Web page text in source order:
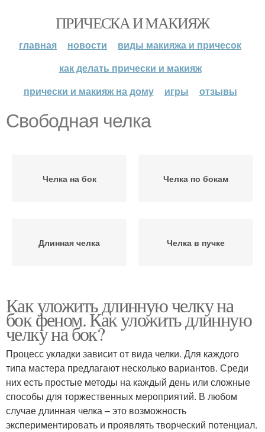
ПРИЧЕСКА И МАКИЯЖ
главная новости
виды макияжа и причесок
как делать прически и макияж
прически и макияж на дому
игры отзывы
Свободная челка
Челка на бок Челка по бокам
Длинная челка Челка в пучке
Как уложить длинную челку на
бок феном. Как уложить длинную
челку на бок?
Процесс укладки зависит от вида челки. Для каждого
типа мастера предлагают несколько вариантов. Среди
них есть простые методы на каждый день или сложные
способы для торжественных мероприятий. В любом
случае длинная челка – это возможность
экспериментировать и проявлять творческий потенциал.